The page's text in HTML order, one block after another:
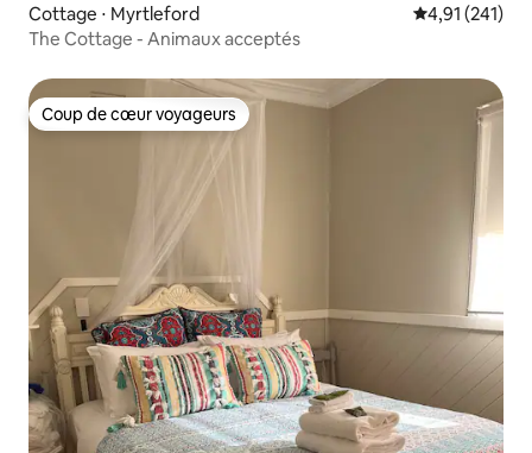
Cottage ⋅ Myrtleford Évaluation
4,91 (241)
The Cottage - Animaux acceptés
Coup de cœur voyageurs
Coup de cœur voyageurs